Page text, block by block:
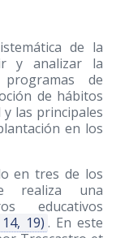
de la
y analizar la
de
de hábitos
las principales
en los
en tres de los
realiza una
educativos
19) . En este